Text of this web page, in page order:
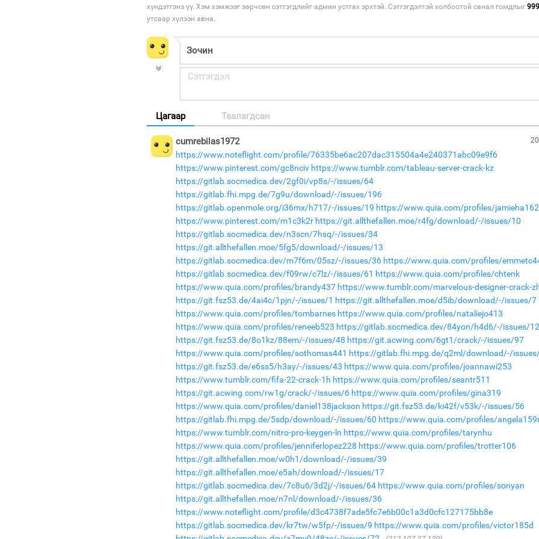
хүндэтгэнэ үү. Хэм хэмжээг зөрчсөн сэтгэгдлийг админ устгах эрхтэй. Сэтгэгдэлтэй холбоотой санал гомдлыг
утсаар хүлээн авна.
Цагаар Таалагдсан
cumrebilas1972
https://www.noteflight.com/profile/76335be6ac207dac315504a4e240371abc09e9f6
https://www.pinterest.com/gc8nciv https://www.tumblr.com/tableau-server-crack-kz
https://gitlab.socmedica.dev/2gf0i/vp8s/-/issues/64
https://gitlab.fhi.mpg.de/7g9u/download/-/issues/196
https://gitlab.openmole.org/i36mx/h717/-/issues/19 https://www.quia.com/profiles/jamieha162
https://www.pinterest.com/m1c3k2r https://git.allthefallen.moe/r4fg/download/-/issues/10
https://gitlab.socmedica.dev/n3scn/7hsq/-/issues/34
https://git.allthefallen.moe/5fg5/download/-/issues/13
https://gitlab.socmedica.dev/m7f6m/05sz/-/issues/36 https://www.quia.com/profiles/
https://gitlab.socmedica.dev/f09rw/c7lz/-/issues/61 https://www.quia.com/profiles/chtenk
https://www.quia.com/profiles/brandy437 https://www.tumblr.com/marvelous-designer-crack-
https://git.fsz53.de/4ai4c/1pjn/-/issues/1 https://git.allthefallen.moe/d5ib/download/-/issues/7
https://www.quia.com/profiles/tombarnes https://www.quia.com/profiles/nataliejo413
https://www.quia.com/profiles/reneeb523 https://gitlab.socmedica.dev/84yon/h4d6/-/issues/12
https://git.fsz53.de/8o1kz/88em/-/issues/48 https://git.acwing.com/6gt1/crack/-/issues/97
https://www.quia.com/profiles/sothomas441 https://gitlab.fhi.mpg.de/q2ml/download/-/
https://git.fsz53.de/e6ss5/h3ay/-/issues/43 https://www.quia.com/profiles/joannawi253
https://www.tumblr.com/fifa-22-crack-1h https://www.quia.com/profiles/seantr511
https://git.acwing.com/rw1g/crack/-/issues/6 https://www.quia.com/profiles/gina319
https://www.quia.com/profiles/daniel138jackson https://git.fsz53.de/ki42f/v53k/-/issues/56
https://gitlab.fhi.mpg.de/5sdp/download/-/issues/60 https://www.quia.com/profiles/
https://www.tumblr.com/nitro-pro-keygen-ln https://www.quia.com/profiles/tarynhu
https://www.quia.com/profiles/jenniferlopez228 https://www.quia.com/profiles/trotter106
https://git.allthefallen.moe/w0h1/download/-/issues/39
https://git.allthefallen.moe/e5ah/download/-/issues/17
https://gitlab.socmedica.dev/7c8u6/3d2j/-/issues/64 https://www.quia.com/profiles/sonyan
https://git.allthefallen.moe/n7nl/download/-/issues/36
https://www.noteflight.com/profile/d3c4738f7ade5fc7e6b00c1a3d0cfc127175bb8e
https://gitlab.socmedica.dev/kr7tw/w5fp/-/issues/9 https://www.quia.com/profiles/victor185d